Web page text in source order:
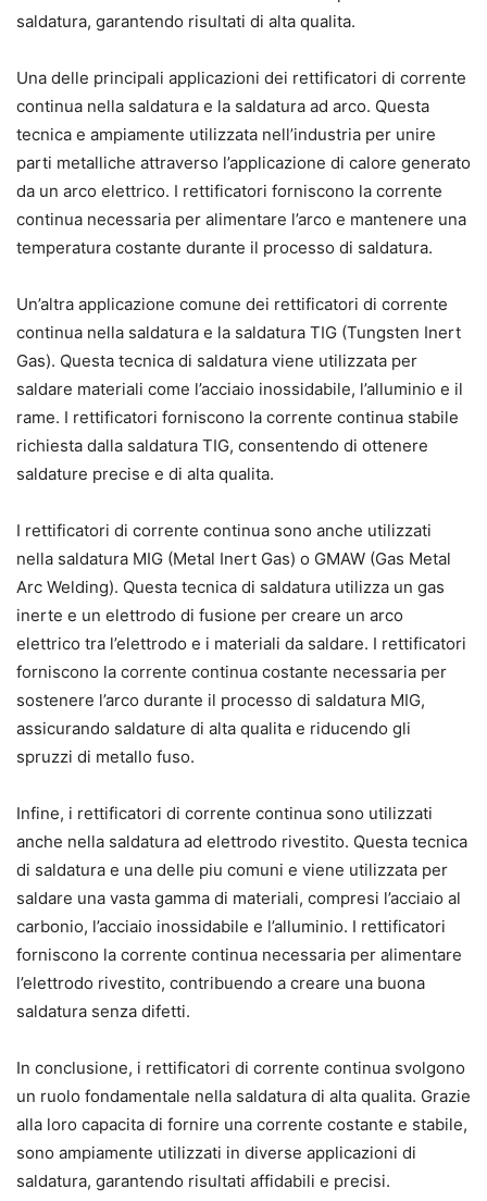
saldatura, garantendo risultati di alta qualita.
Una delle principali applicazioni dei rettificatori di corrente
continua nella saldatura e la saldatura ad arco. Questa
tecnica e ampiamente utilizzata nell’industria per unire
parti metalliche attraverso l’applicazione di calore generato
da un arco elettrico. I rettificatori forniscono la corrente
continua necessaria per alimentare l’arco e mantenere una
temperatura costante durante il processo di saldatura.
Un’altra applicazione comune dei rettificatori di corrente
continua nella saldatura e la saldatura TIG (Tungsten Inert
Gas). Questa tecnica di saldatura viene utilizzata per
saldare materiali come l’acciaio inossidabile, l’alluminio e il
rame. I rettificatori forniscono la corrente continua stabile
richiesta dalla saldatura TIG, consentendo di ottenere
saldature precise e di alta qualita.
I rettificatori di corrente continua sono anche utilizzati
nella saldatura MIG (Metal Inert Gas) o GMAW (Gas Metal
Arc Welding). Questa tecnica di saldatura utilizza un gas
inerte e un elettrodo di fusione per creare un arco
elettrico tra l’elettrodo e i materiali da saldare. I rettificatori
forniscono la corrente continua costante necessaria per
sostenere l’arco durante il processo di saldatura MIG,
assicurando saldature di alta qualita e riducendo gli
spruzzi di metallo fuso.
Infine, i rettificatori di corrente continua sono utilizzati
anche nella saldatura ad elettrodo rivestito. Questa tecnica
di saldatura e una delle piu comuni e viene utilizzata per
saldare una vasta gamma di materiali, compresi l’acciaio al
carbonio, l’acciaio inossidabile e l’alluminio. I rettificatori
forniscono la corrente continua necessaria per alimentare
l’elettrodo rivestito, contribuendo a creare una buona
saldatura senza difetti.
In conclusione, i rettificatori di corrente continua svolgono
un ruolo fondamentale nella saldatura di alta qualita. Grazie
alla loro capacita di fornire una corrente costante e stabile,
sono ampiamente utilizzati in diverse applicazioni di
saldatura, garantendo risultati affidabili e precisi.